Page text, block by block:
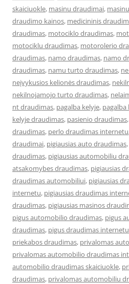
skaiciuokle, masinu draudimai,
draudimo kainos, medicininis
draudimas, motociklo draudimas,
motociklu draudimas, motorolerio
draudimas, namo draudimas, namo
draudimas, namu turto draudimas,
neįvykusios kelionės draudimas,
nekilnojamojo turto draudimas,
nt draudimas, pagalba kelyje, pagalba
kelyje draudimas, pasienio draudimas,
draudimas, perlo draudimas internetu
draudimai, pigiausias auto draudimas,
draudimas, pigiausias automobiliu
atsakomybes draudimas, pigiausias
draudimas automobiliui, pigiausias
internetu, pigiausias draudimas
draudimas, pigiausias masinos
pigus automobilio draudimas, pigus
draudimas, pigus draudimas internetu
priekabos draudimas, privalomas
privalomas automobilio draudimas
automobilio draudimas skaiciuokle,
draudimas, privalomas automobiliu